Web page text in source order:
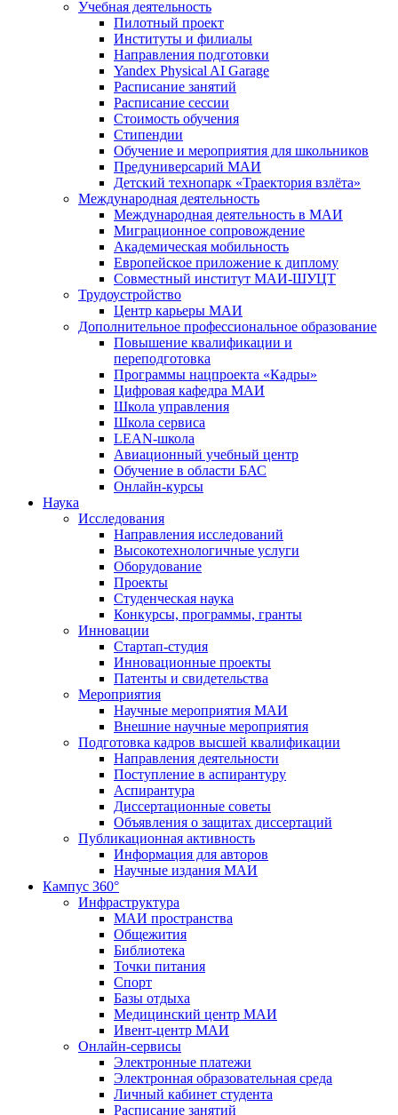
Учебная деятельность
Пилотный проект
Институты и филиалы
Направления подготовки
Yandex Physical AI Garage
Расписание занятий
Расписание сессии
Стоимость обучения
Стипендии
Обучение и мероприятия для школьников
Предуниверсарий МАИ
Детский технопарк «Траектория взлёта»
Международная деятельность
Международная деятельность в МАИ
Миграционное сопровождение
Академическая мобильность
Европейское приложение к диплому
Совместный институт МАИ-ШУЦТ
Трудоустройство
Центр карьеры МАИ
Дополнительное профессиональное образование
Повышение квалификации и
переподготовка
Программы нацпроекта «Кадры»
Цифровая кафедра МАИ
Школа управления
Школа сервиса
LEAN-школа
Авиационный учебный центр
Обучение в области БАС
Онлайн-курсы
Наука
Исследования
Направления исследований
Высокотехнологичные услуги
Оборудование
Проекты
Студенческая наука
Конкурсы, программы, гранты
Инновации
Стартап-студия
Инновационные проекты
Патенты и свидетельства
Мероприятия
Научные мероприятия МАИ
Внешние научные мероприятия
Подготовка кадров высшей квалификации
Направления деятельности
Поступление в аспирантуру
Аспирантура
Диссертационные советы
Объявления о защитах диссертаций
Публикационная активность
Информация для авторов
Научные издания МАИ
Кампус 360°
Инфраструктура
МАИ пространства
Общежития
Библиотека
Точки питания
Спорт
Базы отдыха
Медицинский центр МАИ
Ивент-центр МАИ
Онлайн-сервисы
Электронные платежи
Электронная образовательная среда
Личный кабинет студента
Расписание занятий